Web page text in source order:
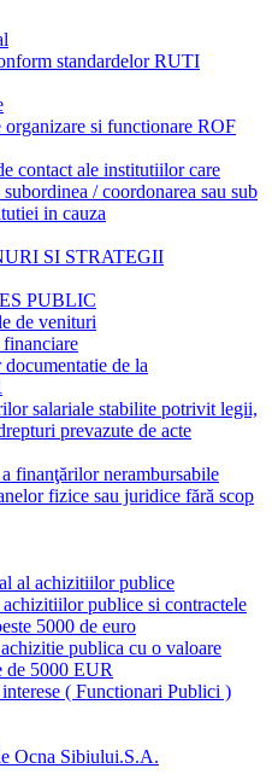
standardelor RUTI
organizare si functionare ROF
contact ale institutiilor care
/ coordonarea sau sub
in cauza
SI STRATEGII
PUBLIC
de venituri
financiare
de la
salariale stabilite potrivit legii,
prevazute de acte
finanţărilor nerambursabile
fizice sau juridice fără scop
al achizitiilor publice
publice si contractele
5000 de euro
publica cu o valoare
de 5000 EUR
( Functionari Publici )
Ocna Sibiului.S.A.